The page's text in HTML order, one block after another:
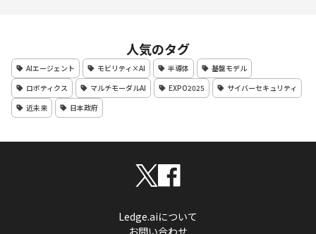
人気のタグ
AIエージェント モビリティ×AI 半導体
基盤モデル
ロボティクス
マルチモーダルAI EXPO2025
サイバーセキュリティ
近未来
日本政府
Ledge.aiについて